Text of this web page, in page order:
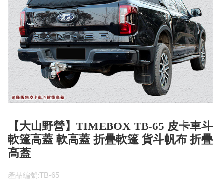
【大山野營】TIMEBOX TB-65 皮卡車斗
軟篷高蓋 軟高蓋 折疊軟篷 貨斗帆布 折疊
高蓋
產品編號:TB-65